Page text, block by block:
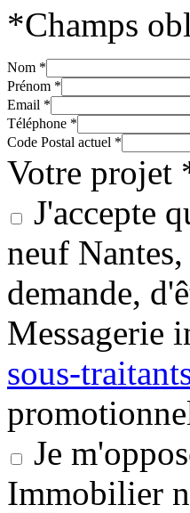
*Champs
Nom *
Prénom *
Email *
Téléphone *
Code Postal actuel *
Votre projet
J'accepte
neuf
demande,
Messagerie
sous-
Je
Immobilier